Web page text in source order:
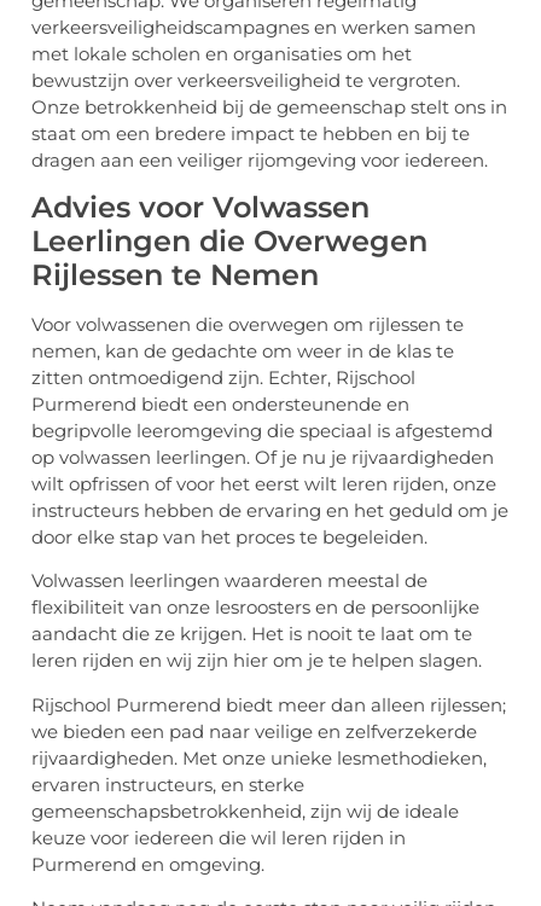
verkeersveiligheidscampagnes en werken samen
met lokale scholen en organisaties om het
bewustzijn over verkeersveiligheid te vergroten.
Onze betrokkenheid bij de gemeenschap stelt ons in
staat om een bredere impact te hebben en bij te
dragen aan een veiliger rijomgeving voor iedereen.
Advies voor Volwassen
Leerlingen die Overwegen
Rijlessen te Nemen
Voor volwassenen die overwegen om rijlessen te
nemen, kan de gedachte om weer in de klas te
zitten ontmoedigend zijn. Echter, Rijschool
Purmerend biedt een ondersteunende en
begripvolle leeromgeving die speciaal is afgestemd
op volwassen leerlingen. Of je nu je rijvaardigheden
wilt opfrissen of voor het eerst wilt leren rijden, onze
instructeurs hebben de ervaring en het geduld om je
door elke stap van het proces te begeleiden.
Volwassen leerlingen waarderen meestal de
flexibiliteit van onze lesroosters en de persoonlijke
aandacht die ze krijgen. Het is nooit te laat om te
leren rijden en wij zijn hier om je te helpen slagen.
Rijschool Purmerend biedt meer dan alleen rijlessen;
we bieden een pad naar veilige en zelfverzekerde
rijvaardigheden. Met onze unieke lesmethodieken,
ervaren instructeurs, en sterke
gemeenschapsbetrokkenheid, zijn wij de ideale
keuze voor iedereen die wil leren rijden in
Purmerend en omgeving.